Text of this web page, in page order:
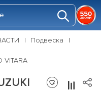
Подвеска
VITARA